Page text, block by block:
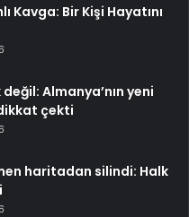
Kavga: Bir Kişi Hayatını
Almanya’nın yeni
çekti
haritadan silindi: Halk